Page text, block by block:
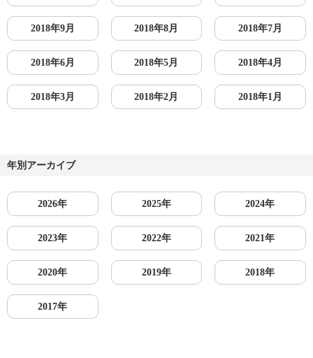
2018年9月 2018年8月 2018年7月
2018年6月 2018年5月 2018年4月
2018年3月 2018年2月 2018年1月
年別アーカイブ
2026年 2025年 2024年
2023年 2022年 2021年
2020年 2019年 2018年
2017年